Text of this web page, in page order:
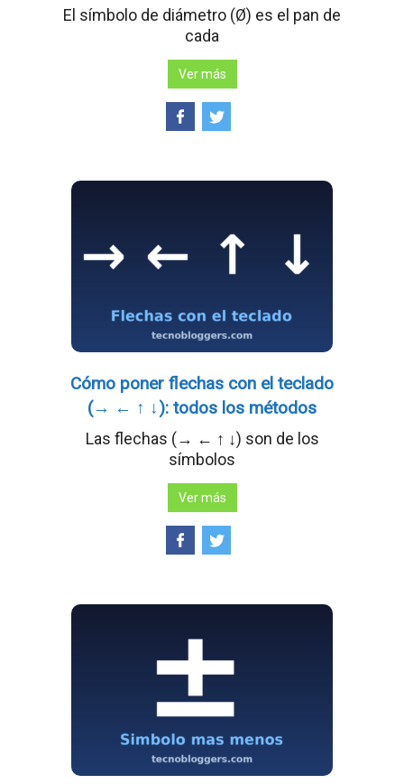
El símbolo de diámetro (Ø) es el pan de
cada
Ver más
Cómo poner flechas con el teclado
(→ ← ↑ ↓): todos los métodos
Las flechas (→ ← ↑ ↓) son de los
símbolos
Ver más